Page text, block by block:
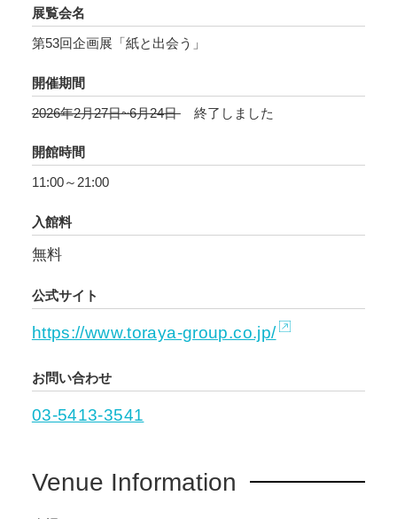
展覧会名
第53回企画展「紙と出会う」
開催期間
2026年2月27日~6月24日
終了しました
開館時間
11:00～21:00
入館料
無料
公式サイト
https://www.toraya-group.co.jp/
お問い合わせ
03-5413-3541
Venue Information